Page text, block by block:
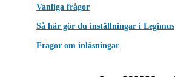
Vanliga frågor
Så här gör du inställningar i Legimus
Frågor om inläsningar